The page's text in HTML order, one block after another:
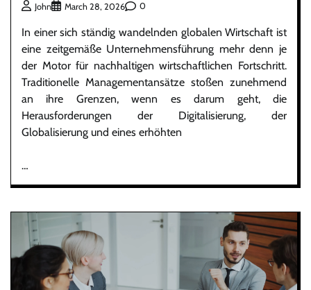
John March 28, 2026 0
In einer sich ständig wandelnden globalen Wirtschaft ist
eine zeitgemäße Unternehmensführung mehr denn je
der Motor für nachhaltigen wirtschaftlichen Fortschritt.
Traditionelle Managementansätze stoßen zunehmend
an ihre Grenzen, wenn es darum geht, die
Herausforderungen der Digitalisierung, der
Globalisierung und eines erhöhten
…